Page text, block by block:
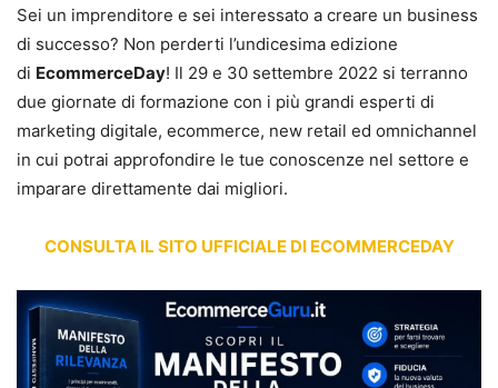
Sei un imprenditore e sei interessato a creare un business
di successo? Non perderti l’undicesima edizione
di EcommerceDay! Il 29 e 30 settembre 2022 si terranno
due giornate di formazione con i più grandi esperti di
marketing digitale, ecommerce, new retail ed omnichannel
in cui potrai approfondire le tue conoscenze nel settore e
imparare direttamente dai migliori.
CONSULTA IL SITO UFFICIALE DI ECOMMERCEDAY